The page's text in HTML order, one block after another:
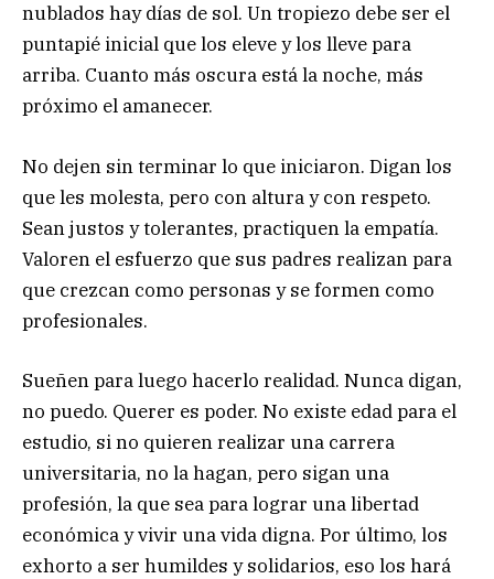
nublados hay días de sol. Un tropiezo debe ser el
puntapié inicial que los eleve y los lleve para
arriba. Cuanto más oscura está la noche, más
próximo el amanecer.
No dejen sin terminar lo que iniciaron. Digan los
que les molesta, pero con altura y con respeto.
Sean justos y tolerantes, practiquen la empatía.
Valoren el esfuerzo que sus padres realizan para
que crezcan como personas y se formen como
profesionales.
Sueñen para luego hacerlo realidad. Nunca digan,
no puedo. Querer es poder. No existe edad para el
estudio, si no quieren realizar una carrera
universitaria, no la hagan, pero sigan una
profesión, la que sea para lograr una libertad
económica y vivir una vida digna. Por último, los
exhorto a ser humildes y solidarios, eso los hará